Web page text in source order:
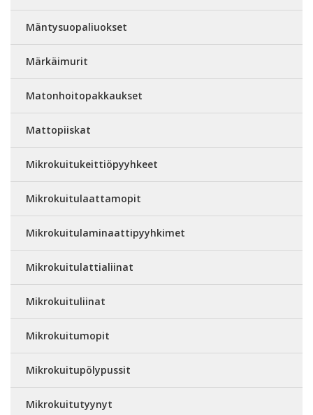
Mäntysuopaliuokset
Märkäimurit
Matonhoitopakkaukset
Mattopiiskat
Mikrokuitukeittiöpyyhkeet
Mikrokuitulaattamopit
Mikrokuitulaminaattipyyhkimet
Mikrokuitulattialiinat
Mikrokuituliinat
Mikrokuitumopit
Mikrokuitupölypussit
Mikrokuitutyynyt